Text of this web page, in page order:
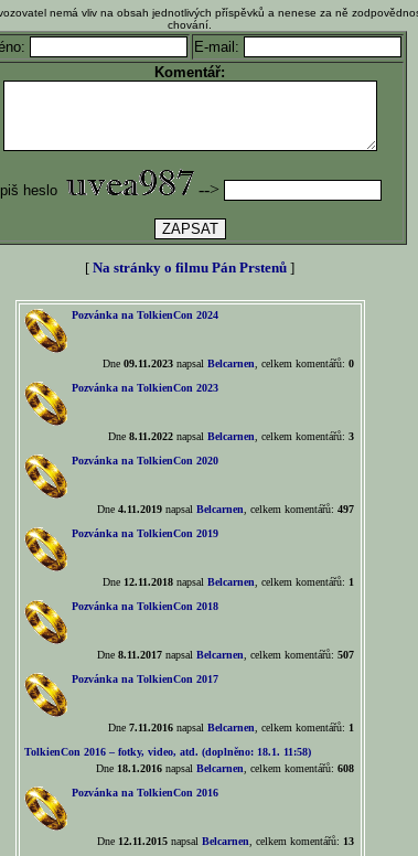
nemá vliv na obsah jednotlivých příspěvků a nenese za ně
chování.
E-mail:
Komentář:
heslo -->
[ Na stránky o filmu Pán Prstenů ]
Pozvánka na TolkienCon 2024
Dne 09.11.2023napsal Belcarnen , celkem komentářů: 0
Pozvánka na TolkienCon 2023
Dne 8.11.2022napsal Belcarnen , celkem komentářů: 3
Pozvánka na TolkienCon 2020
Dne 4.11.2019napsal Belcarnen , celkem komentářů: 497
Pozvánka na TolkienCon 2019
Dne 12.11.2018napsal Belcarnen , celkem komentářů: 1
Pozvánka na TolkienCon 2018
Dne 8.11.2017napsal Belcarnen , celkem komentářů: 507
Pozvánka na TolkienCon 2017
Dne 7.11.2016napsal Belcarnen , celkem komentářů: 1
TolkienCon 2016 – fotky, video, atd. (doplněno: 18.1. 11:58)
Dne 18.1.2016napsal Belcarnen , celkem komentářů: 608
Pozvánka na TolkienCon 2016
Dne 12.11.2015napsal Belcarnen , celkem komentářů: 13